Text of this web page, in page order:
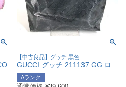
【中古良品】グッチ 黒色
GUCCI グッチ 211137 GG ロ
ゴ インプリメ カバン トートバ
ッグ 肩掛け ショルダーバッグ
Aランク